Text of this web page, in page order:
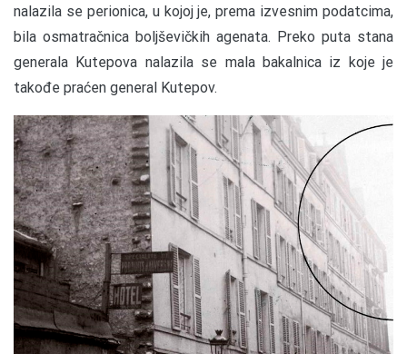
nalazila se perionica, u kojoj je, prema izvesnim podatcima,
bila osmatračnica boljševičkih agenata. Preko puta stana
generala Kutepova nalazila se mala bakalnica iz koje je
takođe praćen general Kutepov.